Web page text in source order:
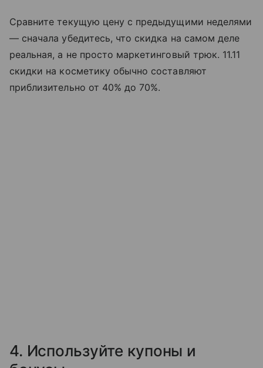
Сравните текущую цену с предыдущими неделями
— сначала убедитесь, что скидка на самом деле
реальная, а не просто маркетинговый трюк. 11.11
скидки на косметику обычно составляют
приблизительно от 40% до 70%.
4. Используйте купоны и